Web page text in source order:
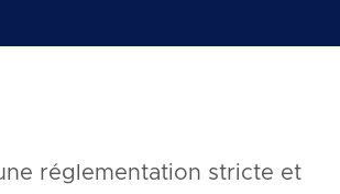
réglementation stricte et